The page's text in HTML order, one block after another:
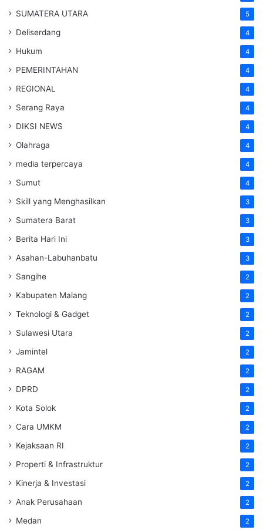
SUMATERA UTARA 5
Deliserdang 4
Hukum 4
PEMERINTAHAN 4
REGIONAL 4
Serang Raya 4
DIKSI NEWS 4
Olahraga 4
media terpercaya 4
Sumut 4
Skill yang Menghasilkan 3
Sumatera Barat 3
Berita Hari Ini 3
Asahan-Labuhanbatu 3
Sangihe 2
Kabupaten Malang 2
Teknologi & Gadget 2
Sulawesi Utara 2
Jamintel 2
RAGAM 2
DPRD 2
Kota Solok 2
Cara UMKM 2
Kejaksaan RI 2
Properti & Infrastruktur 2
Kinerja & Investasi 2
Anak Perusahaan 2
Medan 2